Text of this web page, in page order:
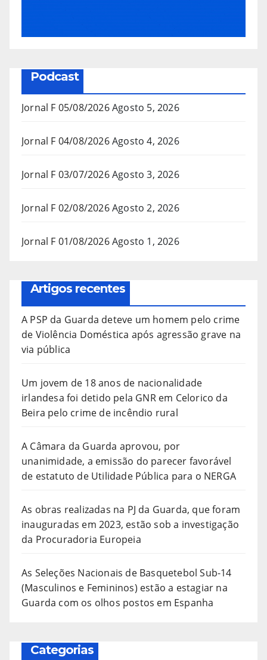
Podcast
Jornal F 05/08/2026Agosto 5, 2026
Jornal F 04/08/2026Agosto 4, 2026
Jornal F 03/07/2026Agosto 3, 2026
Jornal F 02/08/2026Agosto 2, 2026
Jornal F 01/08/2026Agosto 1, 2026
Artigos recentes
A PSP da Guarda deteve um homem pelo crime
de Violência Doméstica após agressão grave na
via pública
Um jovem de 18 anos de nacionalidade
irlandesa foi detido pela GNR em Celorico da
Beira pelo crime de incêndio rural
A Câmara da Guarda aprovou, por
unanimidade, a emissão do parecer favorável
de estatuto de Utilidade Pública para o NERGA
As obras realizadas na PJ da Guarda, que foram
inauguradas em 2023, estão sob a investigação
da Procuradoria Europeia
As Seleções Nacionais de Basquetebol Sub-14
(Masculinos e Femininos) estão a estagiar na
Guarda com os olhos postos em Espanha
Categorias